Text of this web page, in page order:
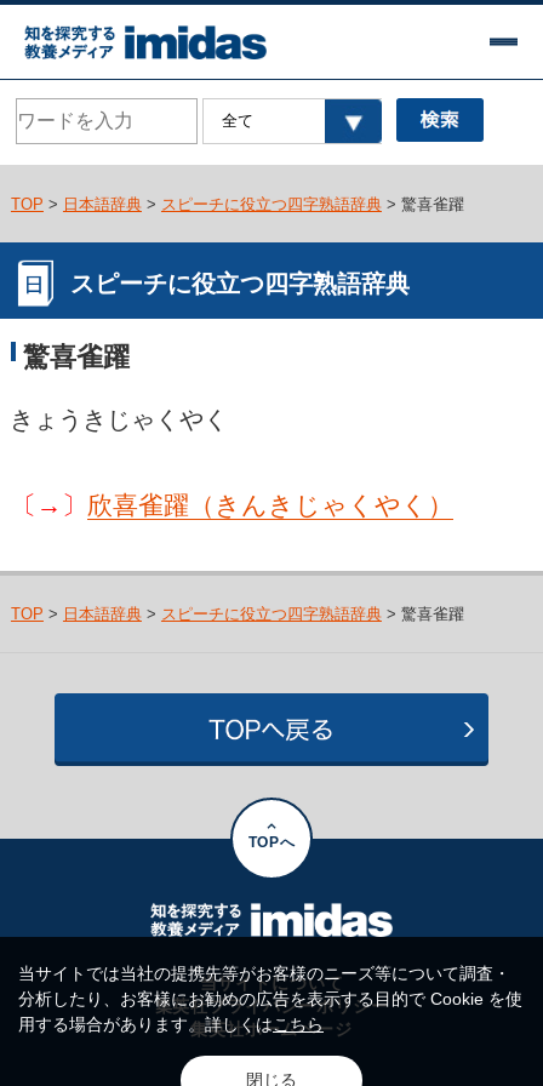
TOP > 日本語辞典> スピーチに役立つ四字熟語辞典> 驚喜雀躍
スピーチに役立つ四字熟語辞典
驚喜雀躍
きょうきじゃくやく
〔→〕 欣喜雀躍（きんきじゃくやく）
TOP > 日本語辞典> スピーチに役立つ四字熟語辞典> 驚喜雀躍
TOPへ
当サイトについて
集英社プライバシーポリシー
集英社ホームページ
当サイトでは当社の提携先等がお客様のニーズ等について調査・
分析したり、お客様にお勧めの広告を表示する目的で Cookie を使
用する場合があります。詳しくはこちら
閉じる